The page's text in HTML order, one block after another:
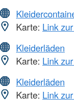
Karte: Link
Kleiderläden
Karte: Link
Kleiderläden
Karte: Link